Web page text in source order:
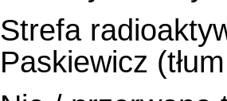
Strefa
Paskiewicz